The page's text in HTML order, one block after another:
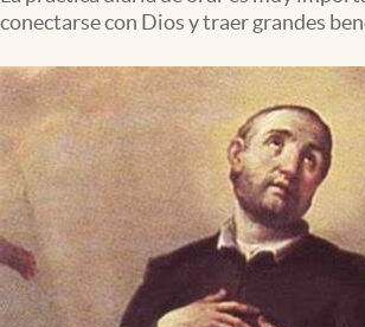
Tv
Espiritualidad
Mediakit
abre en nueva pestaña
México
conectarse con Dios y traer grandes